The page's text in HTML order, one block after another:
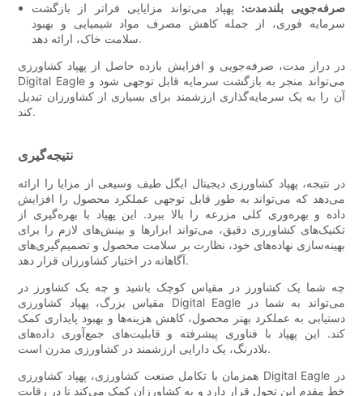
صرفه‌جویی بلندمدت: پهپاد می‌تواند مزایایی فراتر از بازگشت
سرمایه فوری، از جمله کاهش مصرف مواد شیمیایی و بهبود
سلامت خاک، ارائه دهد.
در دراز مدت، صرفه‌جویی و افزایش بازده حاصل از پهپاد کشاورزی
Digital Eagle می‌تواند منجر به بازگشت سرمایه قابل توجهی شود و
آن را به یک سرمایه‌گذاری ارزشمند برای بسیاری از کشاورزان تبدیل
کند.
نتیجه‌گیری
در نتیجه، پهپاد کشاورزی دیجیتال ایگل طیف وسیعی از مزایا را ارائه
می‌دهد که می‌تواند به طور قابل توجهی عملکرد محصول را افزایش
داده و بهره‌وری کلی مزرعه را بالا ببرد. این پهپاد با بهره‌گیری از
تکنیک‌های کشاورزی دقیق، می‌تواند ابزارها و بینش‌های لازم را برای
بهینه‌سازی نهاده‌های خود، نظارت بر سلامت محصول و تصمیم‌گیری‌های
آگاهانه در اختیار کشاورزان قرار دهد.
چه شما یک کشاورز در مقیاس کوچک باشید و چه یک کشاورز در
مقیاس بزرگ، پهپاد کشاورزی Digital Eagle می‌تواند به شما در
دستیابی به عملکرد بهتر محصول، کاهش هزینه‌ها و بهبود پایداری کمک
کند. این پهپاد با فناوری پیشرفته و قابلیت‌های جمع‌آوری داده‌های
بلادرنگ، یک دارایی ارزشمند در کشاورزی مدرن است.
همزمان با تکامل صنعت کشاورزی، پهپاد کشاورزی Digital Eagle در
خط مقدم این تحول قرار دارد و به کشاورزان کمک می‌کند تا در رقابت